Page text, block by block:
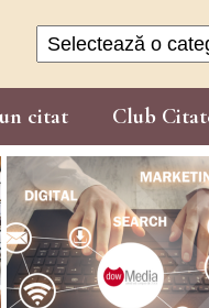
Categorii
citat Club